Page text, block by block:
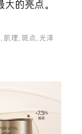
的亮点。
肌理, 斑点, 光泽